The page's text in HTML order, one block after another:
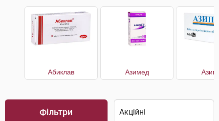
Абиклав Азимед
Фільтри